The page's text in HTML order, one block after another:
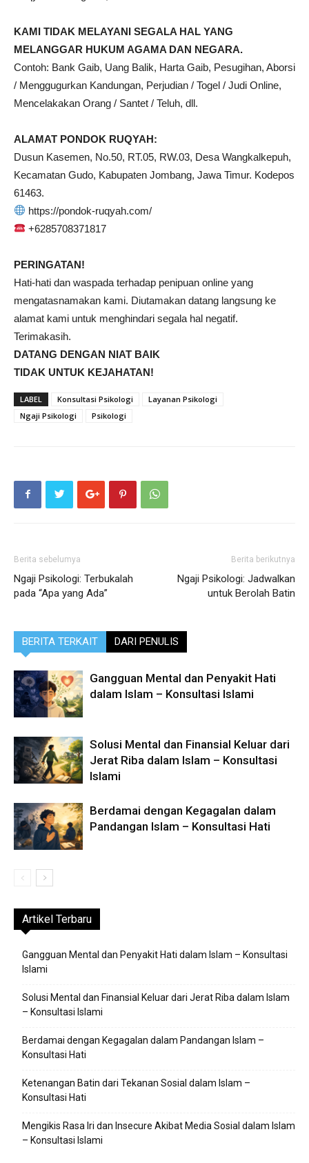
KAMI TIDAK MELAYANI SEGALA HAL YANG
MELANGGAR HUKUM AGAMA DAN NEGARA.
Contoh: Bank Gaib, Uang Balik, Harta Gaib, Pesugihan, Aborsi
/ Menggugurkan Kandungan, Perjudian / Togel / Judi Online,
Mencelakakan Orang / Santet / Teluh, dll.
ALAMAT PONDOK RUQYAH:
Dusun Kasemen, No.50, RT.05, RW.03, Desa Wangkalkepuh,
Kecamatan Gudo, Kabupaten Jombang, Jawa Timur. Kodepos
61463.
https://pondok-ruqyah.com/
+6285708371817
PERINGATAN!
Hati-hati dan waspada terhadap penipuan online yang
mengatasnamakan kami. Diutamakan datang langsung ke
alamat kami untuk menghindari segala hal negatif.
Terimakasih.
DATANG DENGAN NIAT BAIK
TIDAK UNTUK KEJAHATAN!
LABEL Konsultasi Psikologi
Layanan Psikologi
Ngaji Psikologi
Psikologi
Berita sebelumya
Ngaji Psikologi: Terbukalah
pada “Apa yang Ada”
Berita berikutnya
Ngaji Psikologi: Jadwalkan
untuk Berolah Batin
BERITA TERKAIT DARI PENULIS
Gangguan Mental dan Penyakit Hati
dalam Islam – Konsultasi Islami
Solusi Mental dan Finansial Keluar dari
Jerat Riba dalam Islam – Konsultasi
Islami
Berdamai dengan Kegagalan dalam
Pandangan Islam – Konsultasi Hati
Artikel Terbaru
Gangguan Mental dan Penyakit Hati dalam Islam – Konsultasi
Islami
Solusi Mental dan Finansial Keluar dari Jerat Riba dalam Islam
– Konsultasi Islami
Berdamai dengan Kegagalan dalam Pandangan Islam –
Konsultasi Hati
Ketenangan Batin dari Tekanan Sosial dalam Islam –
Konsultasi Hati
Mengikis Rasa Iri dan Insecure Akibat Media Sosial dalam Islam
– Konsultasi Islami